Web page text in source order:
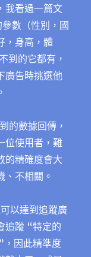
我看過一篇文
數（性別，國
，身高，體
到的它都有，
廣告時挑選他
的數據回傳，
位使用者，難
的精確度會大
、不相關。
以達到追蹤廣
追蹤 “特定的
，因此精準度